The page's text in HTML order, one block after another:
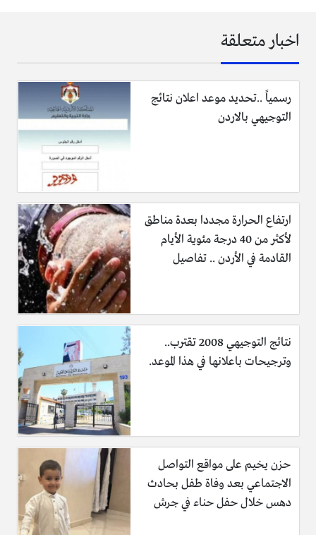
اخبار متعلقة
رسمياً ..تحديد موعد اعلان نتائج
التوجيهي بالاردن
ارتفاع الحرارة مجددا بعدة مناطق
لأكثر من 40 درجة مئوية الأيام
القادمة في الأردن .. تفاصيل
نتائج التوجيهي 2008 تقترب..
وترجيحات باعلانها في هذا الموعد.
حزن يخيم على مواقع التواصل
الاجتماعي بعد وفاة طفل بحادث
دهس خلال حفل حناء في جرش